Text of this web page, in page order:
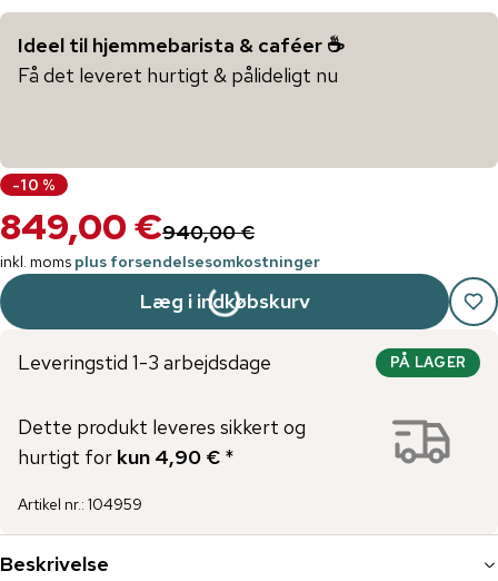
Ideel til hjemmebarista & caféer ☕️
Få det leveret hurtigt & pålideligt nu
-10 %
849,00 €940,00 €
inkl. moms plus forsendelsesomkostninger
Læg i indkøbskurv
Leveringstid 1-3 arbejdsdage PÅ LAGER
Dette produkt leveres sikkert og
hurtigt for kun 4,90 € *
Artikel nr.: 104959
Beskrivelse